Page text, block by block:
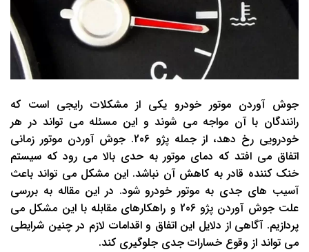
جوش آوردن موتور خودرو یکی از مشکلات رایجی است که
رانندگان با آن مواجه می شوند و این مسئله می تواند در هر
خودرویی رخ دهد، از جمله پژو 206. جوش آوردن موتور زمانی
اتفاق می افتد که دمای موتور به حدی بالا می رود که سیستم
خنک ‌کننده قادر به کاهش آن نباشد. این مشکل می تواند باعث
آسیب های جدی به موتور خودرو شود. در این مقاله به بررسی
علت جوش آوردن پژو 206 و راهکارهای مقابله با این مشکل می
پردازیم. آگاهی از دلایل این اتفاق و اقدامات لازم در چنین شرایطی
می تواند از وقوع خسارات جدی جلوگیری کند.